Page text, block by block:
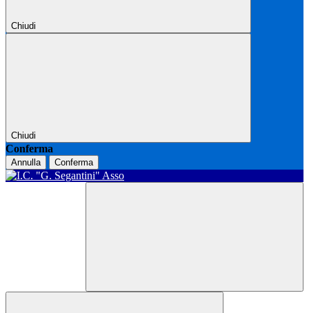
Chiudi
Chiudi
Conferma
Annulla Conferma